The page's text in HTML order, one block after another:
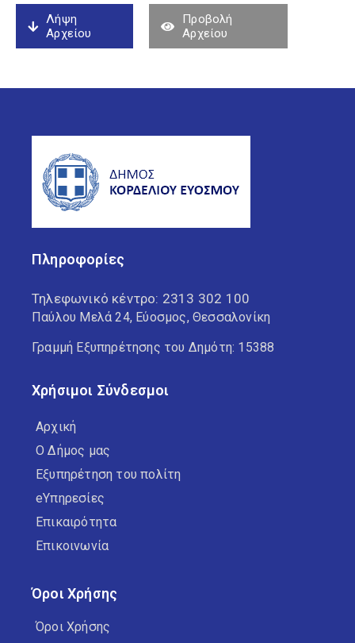
Λήψη
Αρχείου
Προβολή
Αρχείου
Πληροφορίες
Τηλεφωνικό κέντρο: 2313 302 100
Παύλου Μελά 24, Εύοσμος, Θεσσαλονίκη
Γραμμή Εξυπηρέτησης του Δημότη: 15388
Χρήσιμοι Σύνδεσμοι
Αρχική
Ο Δήμος μας
Εξυπηρέτηση του πολίτη
eΥπηρεσίες
Επικαιρότητα
Επικοινωνία
Όροι Χρήσης
Όροι Χρήσης